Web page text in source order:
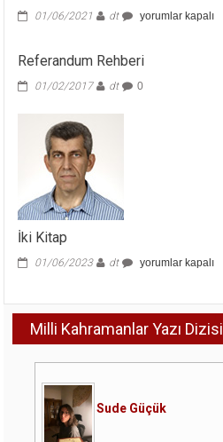
01/06/2021 dt
Altınyol,
Uçanyol…
yorumlar kapalı
Referandum Rehberi
01/02/2017 dt 0
İki Kitap
01/06/2023 dt
İki
yorumlar kapalı
Milli Kahramanlar Yazı Dizisi
Sude Güçük